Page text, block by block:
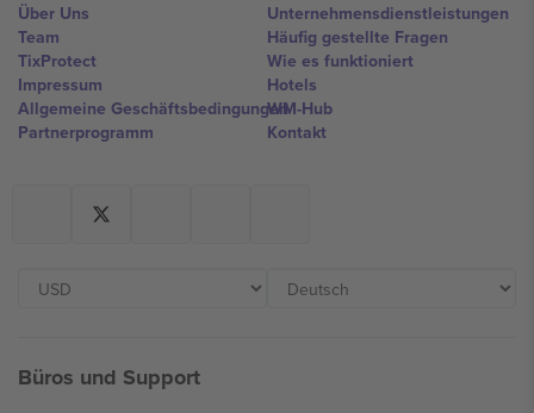
Über Uns
Team
TixProtect
Impressum
Allgemeine Geschäftsbedingungen
Partnerprogramm
Unternehmensdienstleistungen
Häufig gestellte Fragen
Wie es funktioniert
Hotels
WM-Hub
Kontakt
Büros und Support